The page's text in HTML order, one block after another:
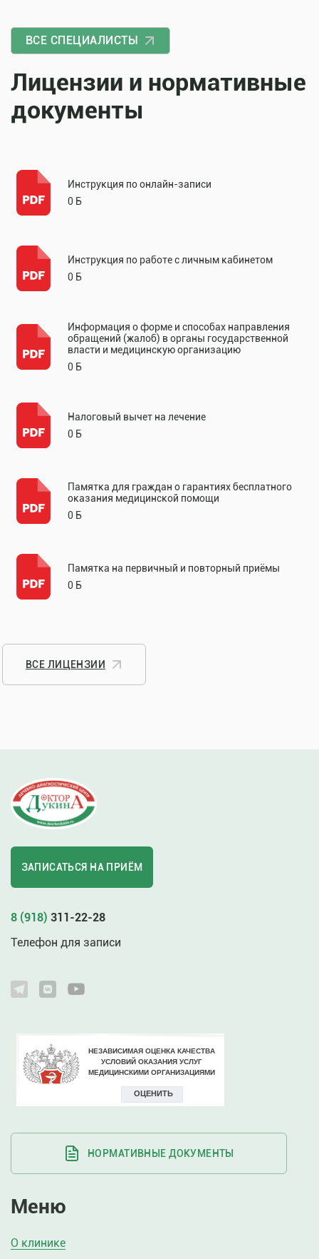
ВСЕ СПЕЦИАЛИСТЫ
Лицензии и нормативные
документы
Инструкция по онлайн-записи
0 Б
Инструкция по работе с личным кабинетом
0 Б
Информация о форме и способах направления
обращений (жалоб) в органы государственной
власти и медицинскую организацию
0 Б
Налоговый вычет на лечение
0 Б
Памятка для граждан о гарантиях бесплатного
оказания медицинской помощи
0 Б
Памятка на первичный и повторный приёмы
0 Б
ВСЕ ЛИЦЕНЗИИ
ЗАПИСАТЬСЯ НА ПРИЁМ
8 (918) 311-22-28
Телефон для записи
НОРМАТИВНЫЕ ДОКУМЕНТЫ
Меню
О клинике